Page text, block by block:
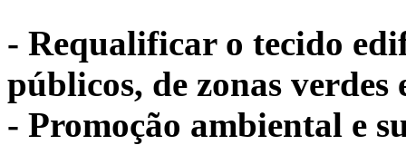
- Requalificar o tecido
públicos, de zonas verdes
- Promoção ambiental e